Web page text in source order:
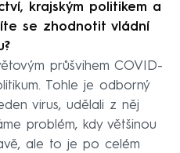
krajským politikem a
se zhodnotit vládní
průšvihem COVID-
Tohle je odborný
virus, udělali z něj
problém, kdy většinou
ale to je po celém